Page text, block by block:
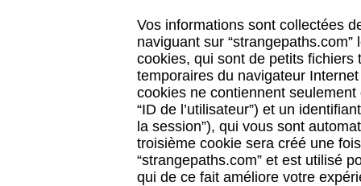
Vos informations sont collectées
naviguant sur
cookies, qui sont de petits
temporaires du navigateur
cookies ne contiennent
“ID de l’utilisateur”) et un
la session”), qui vous sont
troisième cookie sera créé une
“strangepaths.com” et est utilisé
qui de ce fait améliore votre